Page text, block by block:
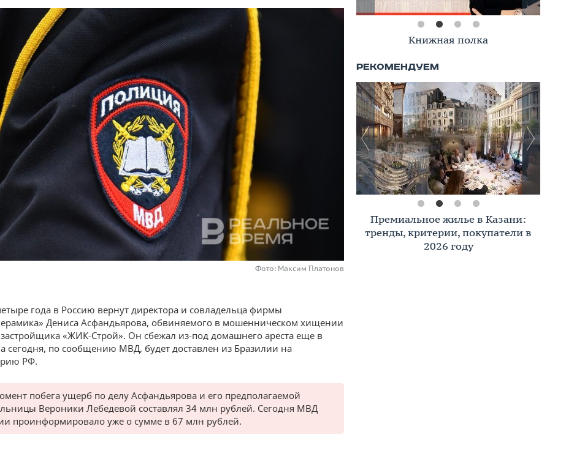
Фото: Максим Платонов
года в Россию вернут директора и совладельца фирмы
Дениса Асфандьярова, обвиняемого в мошенническом хищении
застройщика «ЖИК-Строй». Он сбежал из-под домашнего ареста еще в
сегодня, по сообщению МВД, будет доставлен из Бразилии на
РФ.
побега ущерб по делу Асфандьярова и его предполагаемой
Вероники Лебедевой составлял 34 млн рублей. Сегодня МВД
проинформировало уже о сумме в 67 млн рублей.
Книжная полка
Премиальное жилье в Казани:
тренды, критерии, покупатели в
2026 году